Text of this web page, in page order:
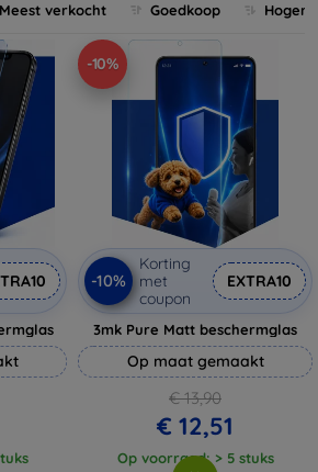
Meest verkocht Goedkoop
-10%
-10%
Korting
met
coupon
EXTRA10
3mk Pure Matt beschermglas
Op maat gemaakt
€ 13,90
€ 12,51
Op voorraad: > 5 stuks